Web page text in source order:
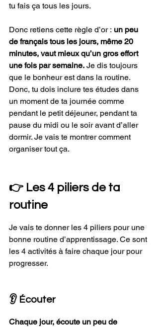
tu fais ça tous les jours.
Donc retiens cette règle d’or : un peu
de français tous les jours, même 20
minutes, vaut mieux qu’un gros effort
une fois par semaine. Je dis toujours
que le bonheur est dans la routine.
Donc, tu dois inclure tes études dans
un moment de ta journée comme
pendant le petit déjeuner, pendant ta
pause du midi ou le soir avant d’aller
dormir. Je vais te montrer comment
organiser tout ça.
👉 Les 4 piliers de ta
routine
Je vais te donner les 4 piliers pour une
bonne routine d’apprentissage. Ce sont
les 4 activités à faire chaque jour pour
progresser.
👂 Écouter
Chaque jour, écoute un peu de